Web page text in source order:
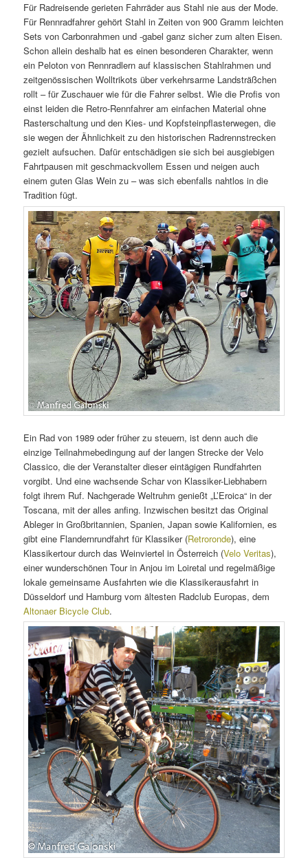
Für Radreisende gerieten Fahrräder aus Stahl nie aus der Mode.
Für Rennradfahrer gehört Stahl in Zeiten von 900 Gramm leichten
Sets von Carbonrahmen und -gabel ganz sicher zum alten Eisen.
Schon allein deshalb hat es einen besonderen Charakter, wenn
ein Peloton von Rennradlern auf klassischen Stahlrahmen und
zeitgenössischen Wolltrikots über verkehrsarme Landsträßchen
rollt – für Zuschauer wie für die Fahrer selbst. Wie die Profis von
einst leiden die Retro-Rennfahrer am einfachen Material ohne
Rasterschaltung und den Kies- und Kopfsteinpflasterwegen, die
sie wegen der Ähnlichkeit zu den historischen Radrennstrecken
gezielt aufsuchen. Dafür entschädigen sie sich bei ausgiebigen
Fahrtpausen mit geschmackvollem Essen und neigen auch
einem guten Glas Wein zu – was sich ebenfalls nahtlos in die
Tradition fügt.
Ein Rad von 1989 oder früher zu steuern, ist denn auch die
einzige Teilnahmebedingung auf der langen Strecke der Velo
Classico, die der Veranstalter dieser eintägigen Rundfahrten
vorgibt. Und eine wachsende Schar von Klassiker-Liebhabern
folgt ihrem Ruf. Nachgerade Weltruhm genießt „L’Eroica“ in der
Toscana, mit der alles anfing. Inzwischen besitzt das Original
Ableger in Großbritannien, Spanien, Japan sowie Kalifornien, es
gibt eine Flandernrundfahrt für Klassiker (Retroronde), eine
Klassikertour durch das Weinviertel in Österreich (Velo Veritas),
einer wunderschönen Tour in Anjou im Loiretal und regelmäßige
lokale gemeinsame Ausfahrten wie die Klassikerausfahrt in
Düsseldorf und Hamburg vom ältesten Radclub Europas, dem
Altonaer Bicycle Club.